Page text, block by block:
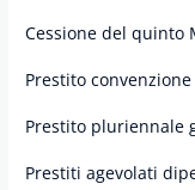
Cessione del quinto
Prestito
Prestito pluriennale
Prestiti agevolati